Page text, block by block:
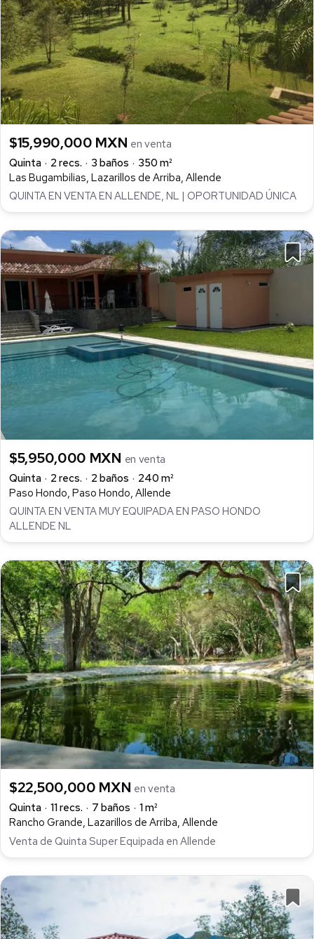
$15,990,000 MXN en venta
Quinta
2 recs. 3 baños
350 m²
Las Bugambilias, Lazarillos de Arriba, Allende
QUINTA EN VENTA EN ALLENDE, NL | OPORTUNIDAD ÚNICA
$5,950,000 MXN en venta
Quinta
2 recs. 2 baños
240 m²
Paso Hondo, Paso Hondo, Allende
QUINTA EN VENTA MUY EQUIPADA EN PASO HONDO
ALLENDE NL
$22,500,000 MXN en venta
Quinta
11 recs. 7 baños
1 m²
Rancho Grande, Lazarillos de Arriba, Allende
Venta de Quinta Super Equipada en Allende